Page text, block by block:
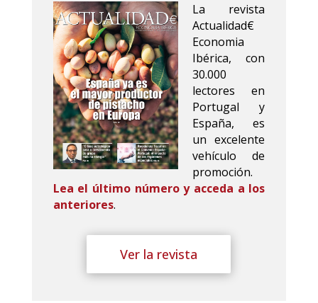
La revista
Actualidad€
Economia
Ibérica, con
30.000
lectores en
Portugal y
España, es
un excelente
vehículo de
promoción.
Lea el último número y acceda a los
anteriores.
Ver la revista